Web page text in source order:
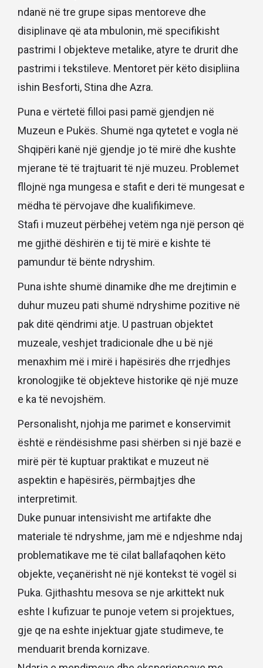
ndanë në tre grupe sipas mentoreve dhe
disiplinave që ata mbulonin, më specifikisht
pastrimi I objekteve metalike, atyre te drurit dhe
pastrimi i tekstileve. Mentoret për këto disipliina
ishin Besforti, Stina dhe Azra.
Puna e vërtetë filloi pasi pamë gjendjen në
Muzeun e Pukës. Shumë nga qytetet e vogla në
Shqipëri kanë një gjendje jo të mirë dhe kushte
mjerane të të trajtuarit të një muzeu. Problemet
fllojnë nga mungesa e stafit e deri të mungesat e
mëdha të përvojave dhe kualifikimeve.
Stafi i muzeut përbëhej vetëm nga një person që
me gjithë dëshirën e tij të mirë e kishte të
pamundur të bënte ndryshim.
Puna ishte shumë dinamike dhe me drejtimin e
duhur muzeu pati shumë ndryshime pozitive në
pak ditë qëndrimi atje. U pastruan objektet
muzeale, veshjet tradicionale dhe u bë një
menaxhim më i mirë i hapësirës dhe rrjedhjes
kronologjike të objekteve historike që një muze
e ka të nevojshëm.
Personalisht, njohja me parimet e konservimit
është e rëndësishme pasi shërben si një bazë e
mirë për të kuptuar praktikat e muzeut në
aspektin e hapësirës, përmbajtjes dhe
interpretimit.
Duke punuar intensivisht me artifakte dhe
materiale të ndryshme, jam më e ndjeshme ndaj
problematikave me të cilat ballafaqohen këto
objekte, veçanërisht në një kontekst të vogël si
Puka. Gjithashtu mesova se nje arkittekt nuk
eshte I kufizuar te punoje vetem si projektues,
gje qe na eshte injektuar gjate studimeve, te
menduarit brenda kornizave.